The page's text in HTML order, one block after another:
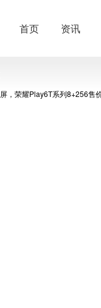
首页 资讯